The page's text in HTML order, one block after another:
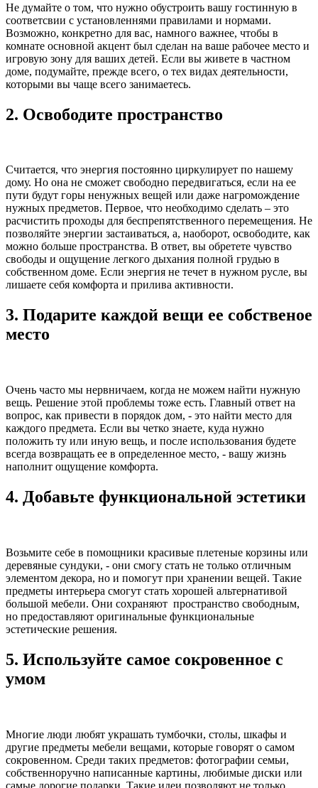
Не думайте о том, что нужно обустроить вашу гостинную в
соответсвии с установленнями правилами и нормами.
Возможно, конкретно для вас, намного важнее, чтобы в
комнате основной акцент был сделан на ваше рабочее место и
игровую зону для ваших детей. Если вы живете в частном
доме, подумайте, прежде всего, о тех видах деятельности,
которыми вы чаще всего занимаетесь.
2. Освободите пространство
Считается, что энергия постоянно циркулирует по нашему
дому. Но она не сможет свободно передвигаться, если на ее
пути будут горы ненужных вещей или даже нагромождение
нужных предметов. Первое, что необходимо сделать – это
расчистить проходы для беспрепятственного перемещения. Не
позволяйте энергии застаиваться, а, наоборот, освободите, как
можно больше пространства. В ответ, вы обретете чувство
свободы и ощущение легкого дыхания полной грудью в
собственном доме. Если энергия не течет в нужном русле, вы
лишаете себя комфорта и прилива активности.
3. Подарите каждой вещи ее собственое
место
Очень часто мы нервничаем, когда не можем найти нужную
вещь. Решение этой проблемы тоже есть. Главный ответ на
вопрос, как привести в порядок дом, - это найти место для
каждого предмета. Если вы четко знаете, куда нужно
положить ту или иную вещь, и после использования будете
всегда возвращать ее в определенное место, - вашу жизнь
наполнит ощущение комфорта.
4. Добавьте функциональной эстетики
Возьмите себе в помощники красивые плетеные корзины или
деревяные сундуки, - они смогу стать не только отличным
элементом декора, но и помогут при хранении вещей. Такие
предметы интерьера смогут стать хорошей альтернативой
большой мебели. Они сохраняют пространство свободным,
но предоставляют оригинальные функциональные
эстетические решения.
5. Используйте самое сокровенное с
умом
Многие люди любят украшать тумбочки, столы, шкафы и
другие предметы мебели вещами, которые говорят о самом
сокровенном. Среди таких предметов: фотографии семьи,
собственноручно написанные картины, любимые диски или
самые дорогие подарки. Такие идеи позволяют не только